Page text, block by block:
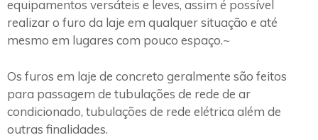
equipamentos versáteis e leves, assim é possível
realizar o furo da laje em qualquer situação e até
mesmo em lugares com pouco espaço.~
Os furos em laje de concreto geralmente são feitos
para passagem de tubulações de rede de ar
condicionado, tubulações de rede elétrica além de
outras finalidades.